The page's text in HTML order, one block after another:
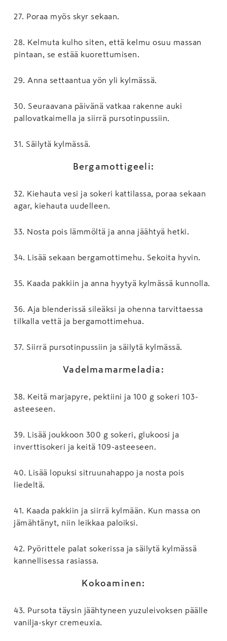
27 Poraa myös skyr sekaan.
28
Kelmuta kulho siten, että kelmu osuu massan
pintaan, se estää kuorettumisen.
29 Anna settaantua yön yli kylmässä.
30
Seuraavana päivänä vatkaa rakenne auki
pallovatkaimella ja siirrä pursotinpussiin.
31 Säilytä kylmässä.
Bergamottigeeli:
32
Kiehauta vesi ja sokeri kattilassa, poraa sekaan
agar, kiehauta uudelleen.
33 Nosta pois lämmöltä ja anna jäähtyä hetki.
34 Lisää sekaan bergamottimehu. Sekoita hyvin.
35 Kaada pakkiin ja anna hyytyä kylmässä kunnolla.
36
Aja blenderissä sileäksi ja ohenna tarvittaessa
tilkalla vettä ja bergamottimehua.
37 Siirrä pursotinpussiin ja säilytä kylmässä.
Vadelmamarmeladia:
38
Keitä marjapyre, pektiini ja 100 g sokeri 103-
asteeseen.
39
Lisää joukkoon 300 g sokeri, glukoosi ja
inverttisokeri ja keitä 109-asteeseen.
40
Lisää lopuksi sitruunahappo ja nosta pois
liedeltä.
41
Kaada pakkiin ja siirrä kylmään. Kun massa on
jämähtänyt, niin leikkaa paloiksi.
42
Pyörittele palat sokerissa ja säilytä kylmässä
kannellisessa rasiassa.
Kokoaminen:
43
Pursota täysin jäähtyneen yuzuleivoksen päälle
vanilja-skyr cremeuxia.